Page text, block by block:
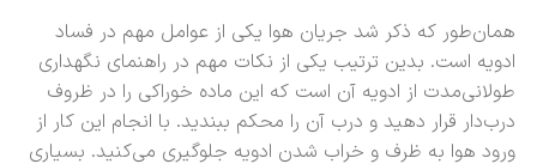
همان‌طور که ذکر شد جریان هوا یکی از عوامل مهم در فساد
ادویه است. بدین ترتیب یکی از نکات مهم در راهنمای نگهداری
طولانی‌مدت از ادویه آن است که این ماده خوراکی را در ظروف
درب‌دار قرار دهید و درب آن را محکم ببندید. با انجام این کار از
ورود هوا به ظرف و خراب شدن ادویه جلوگیری می‌کنید. بسیاری